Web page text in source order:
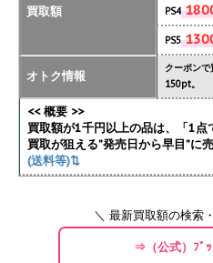
買取額 PS4
PS5
オトク情報
クーポン
150pt。
<< 概要 >>
買取額が1千円以上の品は、「1
買取が狙える”発売日から早目”に
(送料等)⇅
＼ 最新買取額の検索
⇒（公式）ﾌﾞ